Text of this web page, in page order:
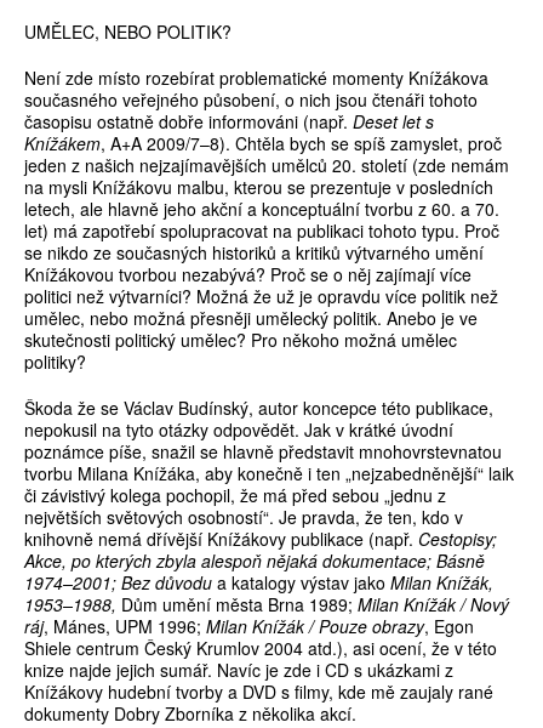
UMĚLEC, NEBO POLITIK?
Není zde místo rozebírat problematické momenty Knížákova
současného veřejného působení, o nich jsou čtenáři tohoto
časopisu ostatně dobře informováni (např. Deset let s
Knížákem, A+A 2009/7–8). Chtěla bych se spíš zamyslet, proč
jeden z našich nejzajímavějších umělců 20. století (zde nemám
na mysli Knížákovu malbu, kterou se prezentuje v posledních
letech, ale hlavně jeho akční a konceptuální tvorbu z 60. a 70.
let) má zapotřebí spolupracovat na publikaci tohoto typu. Proč
se nikdo ze současných historiků a kritiků výtvarného umění
Knížákovou tvorbou nezabývá? Proč se o něj zajímají více
politici než výtvarníci? Možná že už je opravdu více politik než
umělec, nebo možná přesněji umělecký politik. Anebo je ve
skutečnosti politický umělec? Pro někoho možná umělec
politiky?
Škoda že se Václav Budínský, autor koncepce této publikace,
nepokusil na tyto otázky odpovědět. Jak v krátké úvodní
poznámce píše, snažil se hlavně představit mnohovrstevnatou
tvorbu Milana Knížáka, aby konečně i ten „nejzabedněnější“ laik
či závistivý kolega pochopil, že má před sebou „jednu z
největších světových osobností“. Je pravda, že ten, kdo v
knihovně nemá dřívější Knížákovy publikace (např. Cestopisy;
Akce, po kterých zbyla alespoň nějaká dokumentace; Básně
1974–2001; Bez důvodu a katalogy výstav jako Milan Knížák,
1953–1988, Dům umění města Brna 1989; Milan Knížák / Nový
ráj, Mánes, UPM 1996; Milan Knížák / Pouze obrazy, Egon
Shiele centrum Český Krumlov 2004 atd.), asi ocení, že v této
knize najde jejich sumář. Navíc je zde i CD s ukázkami z
Knížákovy hudební tvorby a DVD s filmy, kde mě zaujaly rané
dokumenty Dobry Zborníka z několika akcí.